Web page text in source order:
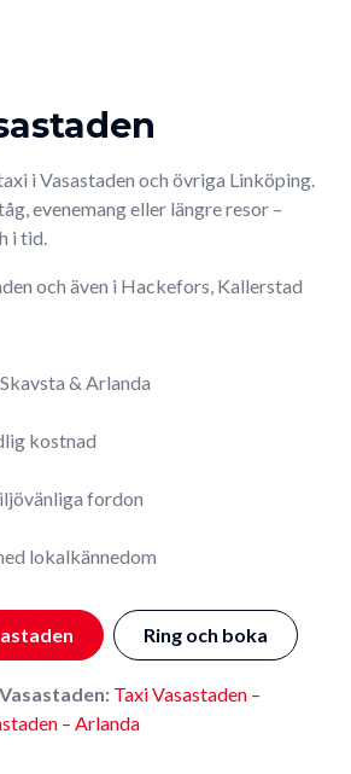
i Vasastaden och övriga Linköping.
evenemang eller längre resor –
i tid.
och även i Hackefors, Kallerstad
& Arlanda
kostnad
fordon
lokalkännedom
Ring och boka
Taxi Vasastaden –
– Arlanda